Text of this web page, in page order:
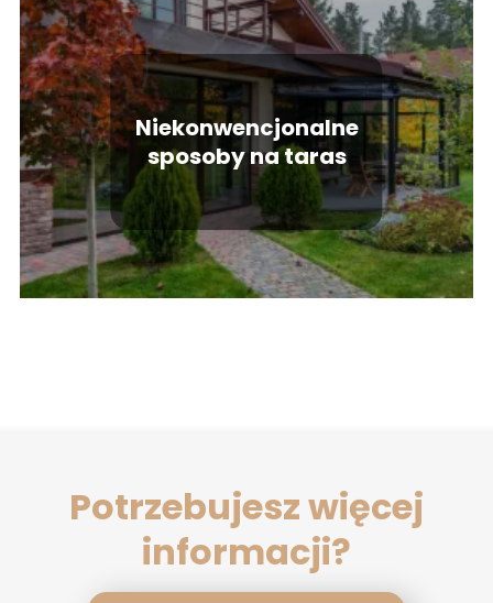
Niekonwencjonalne
sposoby na taras
Potrzebujesz więcej
informacji?